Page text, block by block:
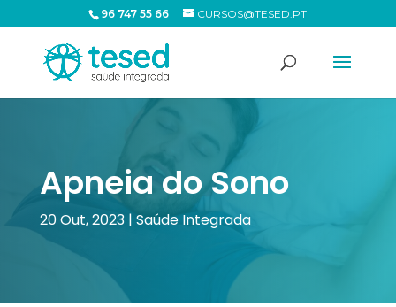
96 747 55 66 CURSOS@TESED.PT
Apneia do Sono
20 Out, 2023| Saúde Integrada